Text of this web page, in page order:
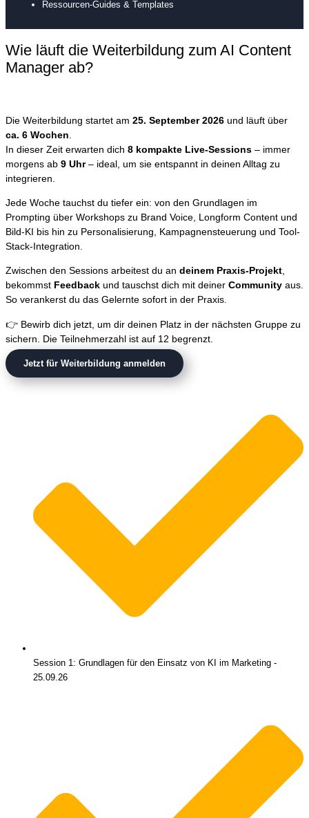
Ressourcen-Guides & Templates
Wie läuft die Weiterbildung zum AI Content
Manager ab?
Die Weiterbildung startet am 25. September 2026 und läuft über
ca. 6 Wochen
In dieser Zeit erwarten dich 8 kompakte Live-Sessions – immer
morgens ab 9 Uhr– ideal, um sie entspannt in deinen Alltag zu
integrieren.
Jede Woche tauchst du tiefer ein: von den Grundlagen im
Prompting über Workshops zu Brand Voice, Longform Content und
Bild-KI bis hin zu Personalisierung, Kampagnensteuerung und Tool-
Stack-Integration.
Zwischen den Sessions arbeitest du an deinem Praxis-Projekt,
bekommst Feedback und tauschst dich mit deiner Community aus.
So verankerst du das Gelernte sofort in der Praxis.
👉 Bewirb dich jetzt, um dir deinen Platz in der nächsten Gruppe zu
sichern. Die Teilnehmerzahl ist auf 12 begrenzt.
Jetzt für Weiterbildung anmelden
Session 1: Grundlagen für den Einsatz von KI im Marketing -
25.09.26